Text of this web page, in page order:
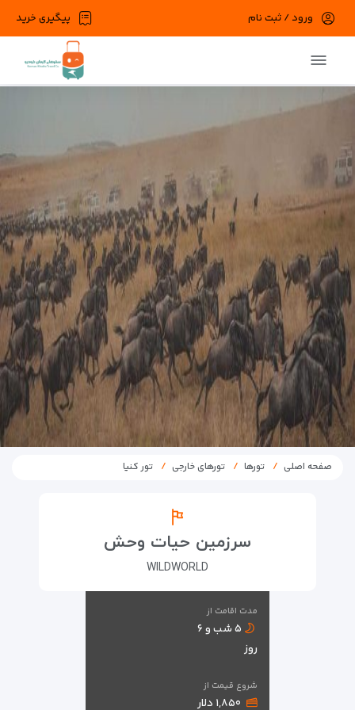
پیگیری خرید ورود / ثبت نام
در حال حاضر ارتباط با سرور قطع می باشد
صفحه اصلی تورها تورهای خارجی تور کنیا
سرزمین حیات وحش
WILDWORLD
مدت اقامت از
۵ شب و ۶
روز
شروع قیمت از
۱,۸۵۰ دلار